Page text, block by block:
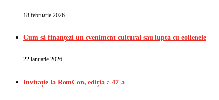
18 februarie 2026
Cum să finanțezi un eveniment cultural sau lupta cu eolienele
22 ianuarie 2026
Invitație la RomCon, ediția a 47-a